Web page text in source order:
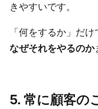
きやすいです。
「何をするか」だけ
なぜそれをやるのか
5. 常に顧客の